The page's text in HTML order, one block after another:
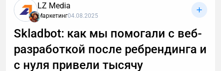
LZ Media
Маркетинг04.08.2025
Skladbot: как мы помогали с веб-
разработкой после ребрендинга и
с нуля привели тысячу